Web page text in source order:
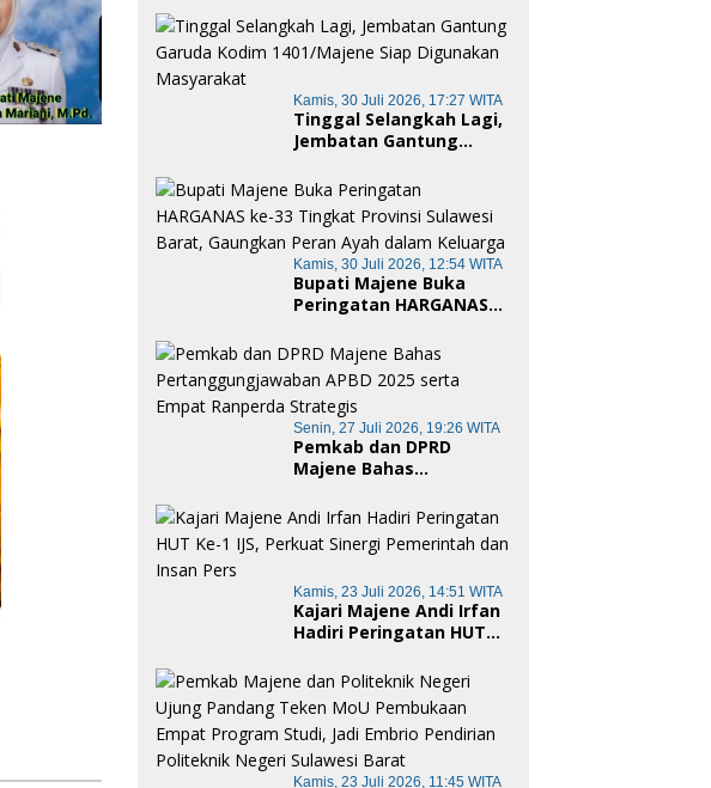
Gotong Royong dan
Cinta Tanah Air
Kamis, 30 Juli 2026, 17:27 WITA
Tinggal Selangkah Lagi,
Jembatan Gantung
1401/Majene Siap
Digunakan Masyarakat
Kamis, 30 Juli 2026, 12:54 WITA
Bupati Majene Buka
Peringatan HARGANAS
Sulawesi Barat,
Gaungkan Peran Ayah
dalam Keluarga
Senin, 27 Juli 2026, 19:26 WITA
Pemkab dan DPRD
Majene Bahas
APBD 2025 serta Empat
Ranperda Strategis
Kamis, 23 Juli 2026, 14:51 WITA
Kajari Majene Andi Irfan
Hadiri Peringatan HUT
Pemerintah dan Insan
Pers
Kamis, 23 Juli 2026, 11:45 WITA